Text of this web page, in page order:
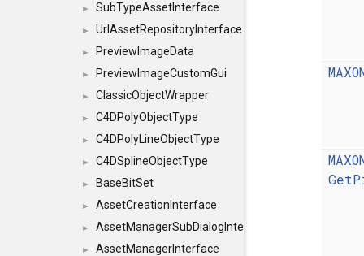
► SubTypeAssetInterface
► UrlAssetRepositoryInterface
► PreviewImageData
► PreviewImageCustomGui
► ClassicObjectWrapper
► C4DPolyObjectType
► C4DPolyLineObjectType
► C4DSplineObjectType
► BaseBitSet
► AssetCreationInterface
► AssetManagerSubDialogInterface
► AssetManagerInterface